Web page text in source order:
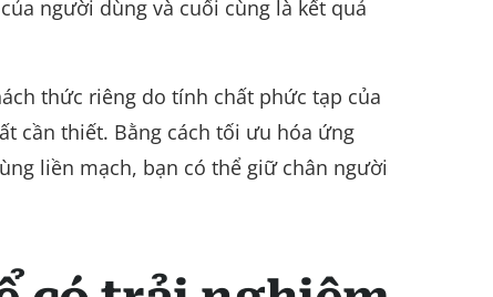
người dùng và cuối cùng là kết quả
thức riêng do tính chất phức tạp của
cần thiết. Bằng cách tối ưu hóa ứng
liền mạch, bạn có thể giữ chân người